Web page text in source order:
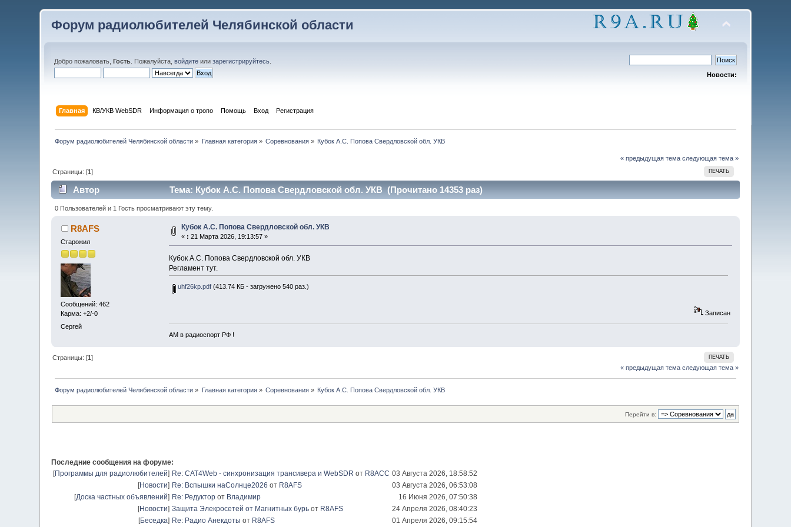
Форум радиолюбителей Челябинской области
Добро пожаловать,Гость . Пожалуйста,войдите илизарегистрируйтесь
Новости:
Главная КВ/УКВ WebSDR Информация о тропо Помощь Вход Регистрация
Форум радиолюбителей Челябинской области » Главная категория» Соревнования » Кубок А.С. Попова Свердловской обл. УКВ
« предыдущая тема следующая тема »
ПЕЧАТЬ
Страницы: [1]
Автор Тема: Кубок А.С. Попова Свердловской обл. УКВ (Прочитано 14353 раз)
0 Пользователей и 1 Гость просматривают эту тему.
R8AFS
Старожил
Сообщений: 462
Карма: +2/-0
Сергей
Кубок А.С. Попова Свердловской обл. УКВ
« : 21 Марта 2026, 19:13:57 »
Кубок А.С. Попова Свердловской обл. УКВ
Регламент тут.
uhf26kp.pdf (413.74 КБ - загружено 540 раз.)
Записан
АМ в радиоспорт РФ !
ПЕЧАТЬ
Страницы: [1]
« предыдущая тема следующая тема »
Форум радиолюбителей Челябинской области » Главная категория» Соревнования » Кубок А.С. Попова Свердловской обл. УКВ
Перейти в:
Последние сообщения на форуме:
[Программы для радиолюбителей] Re: CAT4Web - синхронизация трансивера и WebSDR от R8ACC 03 Августа 2026, 18:58:52
[Новости] Re: Вспышки наСолнце2026 от R8AFS
03 Августа 2026, 06:53:08
[Доска частных объявлений] Re: Редуктор от Владимир
16 Июня 2026, 07:50:38
[Новости] Защита Элекросетей от Магнитных бурь от R8AFS
24 Апреля 2026, 08:40:23
[Беседка] Re: Радио Анекдоты от R8AFS 01 Апреля 2026, 09:15:54